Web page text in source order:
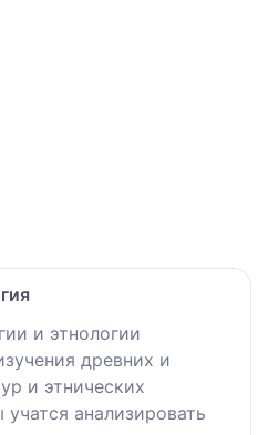
и этнологии
древних и
и этнических
анализировать